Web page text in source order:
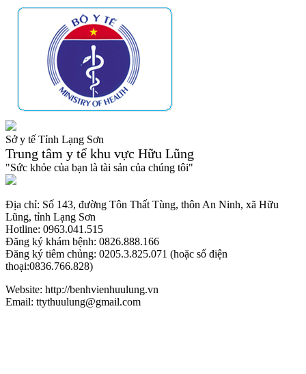
Sở y tế Tỉnh Lạng Sơn
Trung tâm y tế khu vực Hữu Lũng
"Sức khỏe của bạn là tài sản của chúng tôi"
Địa chỉ: Số 143, đường Tôn Thất Tùng, thôn An Ninh, xã Hữu
Lũng, tỉnh Lạng Sơn
Hotline: 0963.041.515
Đăng ký khám bệnh: 0826.888.166
Đăng ký tiêm chủng: 0205.3.825.071 (hoặc số điện
thoại:0836.766.828)
Website: http://benhvienhuulung.vn
Email: ttythuulung@gmail.com